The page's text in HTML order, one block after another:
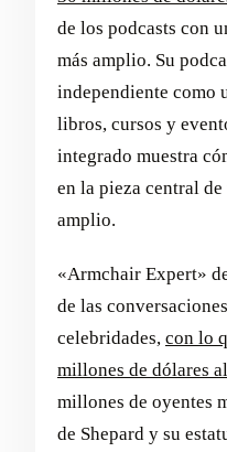
de los podcasts con
más amplio. Su
independiente como
libros, cursos y
integrado muestra
en la pieza central
amplio.
«Armchair Expert»
de las
celebridades, con lo
millones de dólares
millones de oyentes
de Shepard y su